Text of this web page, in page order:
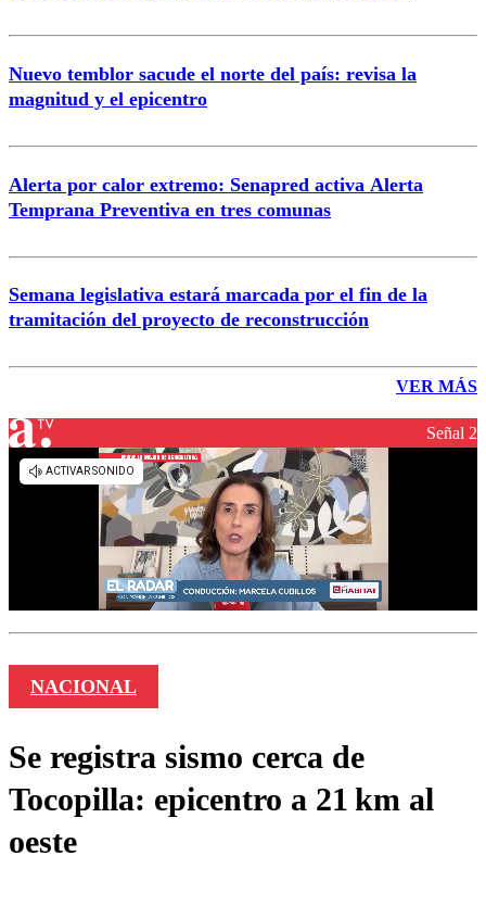
Nuevo temblor sacude el norte del país: revisa la
magnitud y el epicentro
Alerta por calor extremo: Senapred activa Alerta
Temprana Preventiva en tres comunas
Semana legislativa estará marcada por el fin de la
tramitación del proyecto de reconstrucción
VER MÁS
Señal 2
NACIONAL
Se registra sismo cerca de
Tocopilla: epicentro a 21 km al
oeste